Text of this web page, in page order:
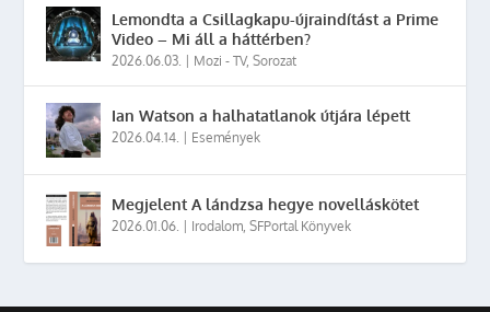
Lemondta a Csillagkapu-újraindítást a Prime
Video – Mi áll a háttérben?
2026.06.03. Mozi - TV,Sorozat
Ian Watson a halhatatlanok útjára lépett
2026.04.14. Események
Megjelent A lándzsa hegye novelláskötet
2026.01.06. Irodalom,SFPortal Könyvek